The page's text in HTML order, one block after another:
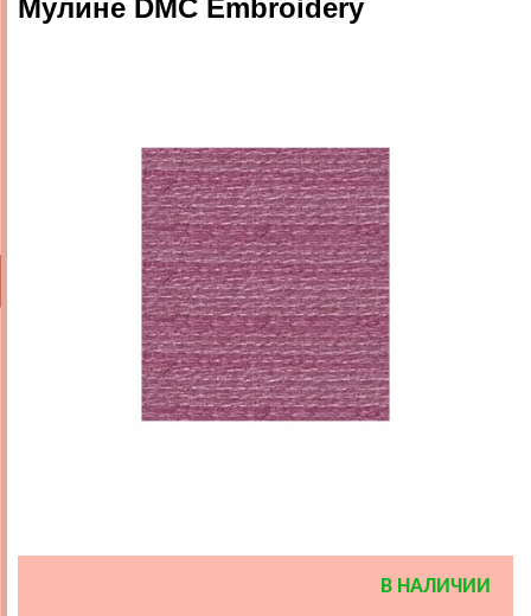
Мулине DMC Embroidery
В НАЛИЧИИ